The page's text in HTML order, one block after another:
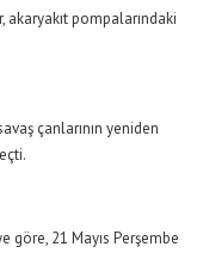
akaryakıt pompalarındaki
çanlarının yeniden
göre, 21 Mayıs Perşembe